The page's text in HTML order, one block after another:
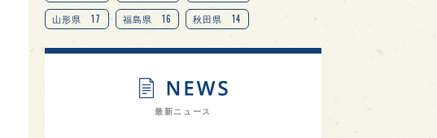
山形県 17 福島県 16 秋田県 14
愛知県 14 宮城県 14 岐阜県 13
オピニオンリーダーの視点 9
最新ニュース